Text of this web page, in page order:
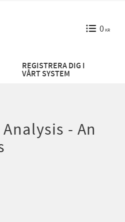
0KR
REGISTRERA DIG I
VÅRT SYSTEM
- An